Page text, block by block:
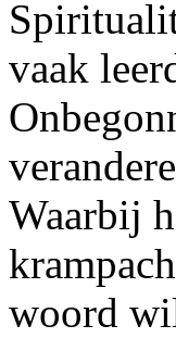
vaak
Waarbij
woord